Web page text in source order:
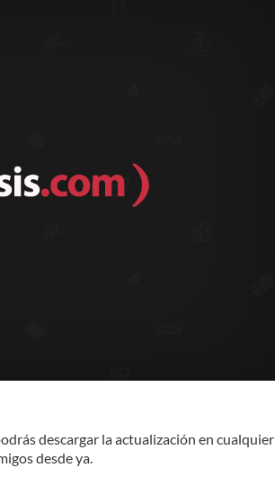
descargar la actualización en cualquier
desde ya.